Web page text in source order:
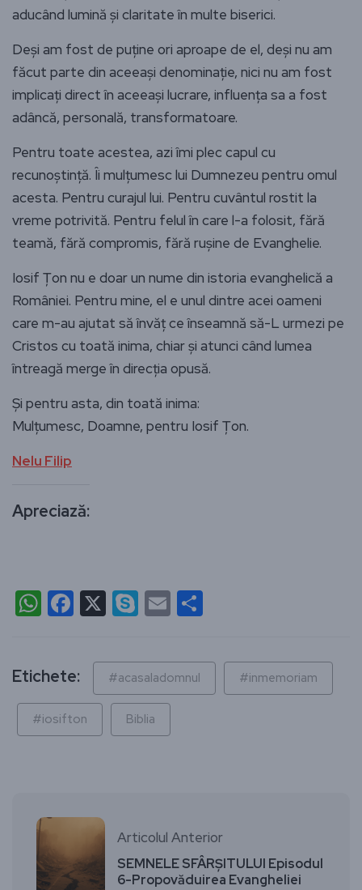
aducând lumină și claritate în multe biserici.
Deși am fost de puține ori aproape de el, deși nu am
făcut parte din aceeași denominație, nici nu am fost
implicați direct în aceeași lucrare, influența sa a fost
adâncă, personală, transformatoare.
Pentru toate acestea, azi îmi plec capul cu
recunoștință. Îi mulțumesc lui Dumnezeu pentru omul
acesta. Pentru curajul lui. Pentru cuvântul rostit la
vreme potrivită. Pentru felul în care l-a folosit, fără
teamă, fără compromis, fără rușine de Evanghelie.
Iosif Țon nu e doar un nume din istoria evanghelică a
României. Pentru mine, el e unul dintre acei oameni
care m-au ajutat să învăț ce înseamnă să-L urmezi pe
Cristos cu toată inima, chiar și atunci când lumea
întreagă merge în direcția opusă.
Și pentru asta, din toată inima:
Mulțumesc, Doamne, pentru Iosif Țon.
Nelu Filip
Apreciază:
WhatsApp
Facebook
X Skype
Email
Etichete: #acasaladomnul #inmemoriam
#iosifton Biblia
Articolul Anterior
SEMNELE SFÂRȘITULUI Episodul
6-Propovăduirea Evangheliei